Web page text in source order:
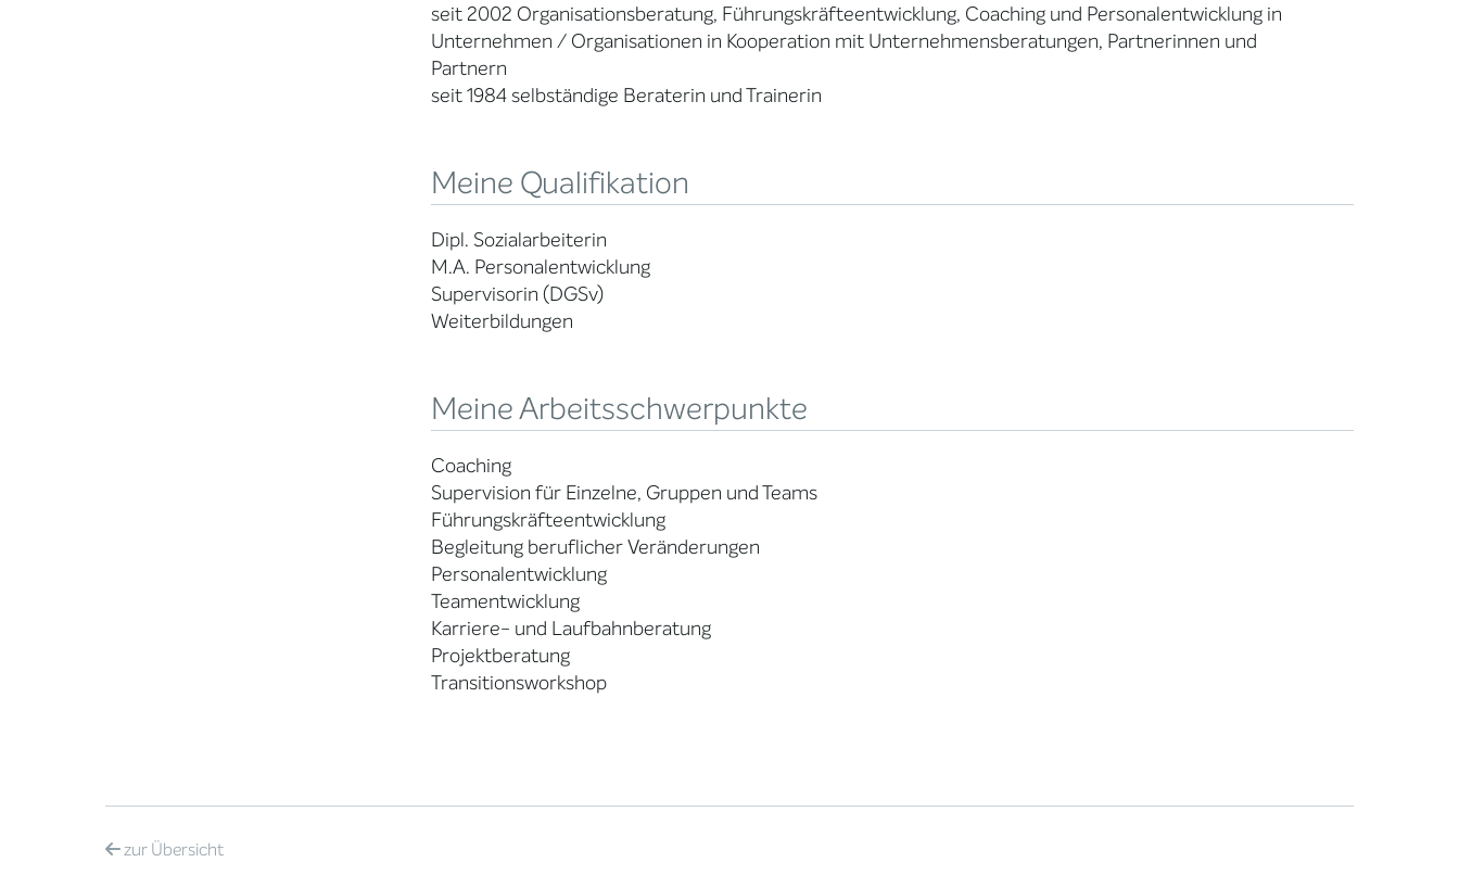
seit 2002 Organisationsberatung, Führungskräfteentwicklung, Coaching und Personalentwicklung in
Unternehmen / Organisationen in Kooperation mit Unternehmensberatungen, Partnerinnen und
Partnern
seit 1984 selbständige Beraterin und Trainerin
Meine Qualifikation
Dipl. Sozialarbeiterin
M.A. Personalentwicklung
Supervisorin (DGSv)
Weiterbildungen
Meine Arbeitsschwerpunkte
Coaching
Supervision für Einzelne, Gruppen und Teams
Führungskräfteentwicklung
Begleitung beruflicher Veränderungen
Personalentwicklung
Teamentwicklung
Karriere- und Laufbahnberatung
Projektberatung
Transitionsworkshop
zurÜbersicht